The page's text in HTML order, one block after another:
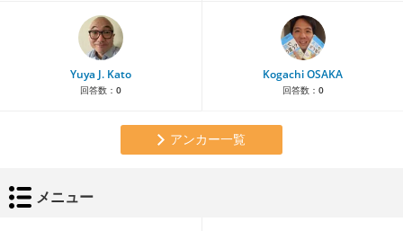
Yuya J. Kato
回答数： 0
Kogachi OSAKA
回答数： 0
アンカー一覧
メニュー